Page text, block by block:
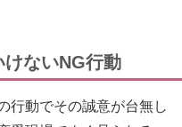
けないNG行動
行動でその誠意が台無し